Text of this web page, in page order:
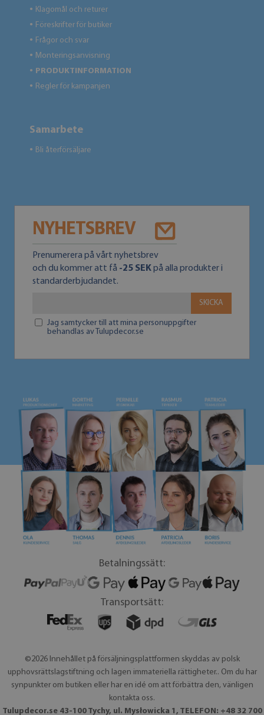
● Klagomål och returer
● Föreskrifter för butiker
● Frågor och svar
● Monteringsanvisning
● PRODUKTINFORMATION
● Regler för kampanjen
Samarbete
● Bli återförsäljare
NYHETSBREV
Prenumerera på vårt nyhetsbrev
och du kommer att få -25 SEKpå alla produkter i
standarderbjudandet.
SKICKA
Jag samtycker till att mina personuppgifter
behandlas av Tulupdecor.se
Betalningssätt:
Transportsätt:
©2026 Innehållet på försäljningsplattformen skyddas av polsk
upphovsrättslagstiftning och lagen immateriella rättigheter.. Om du har
synpunkter om butiken eller har en idé om att förbättra den, vänligen
kontakta oss.
Tulupdecor.se 43-100 Tychy, ul. Mysłowicka 1, TELEFON: +48 32 700